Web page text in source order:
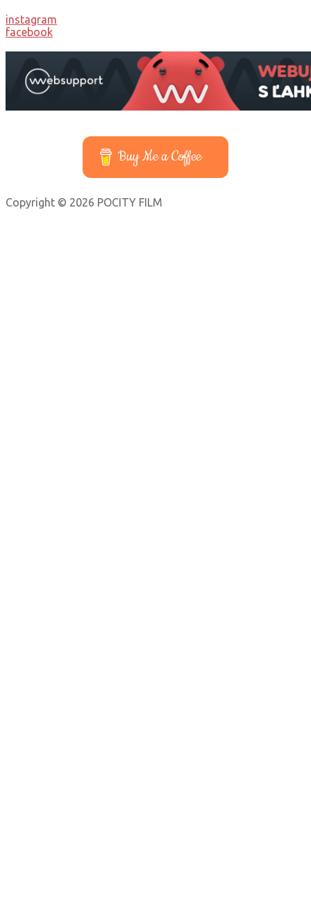
instagram
facebook
Buy Me a Coffee
Copyright © 2026 POCITY FILM